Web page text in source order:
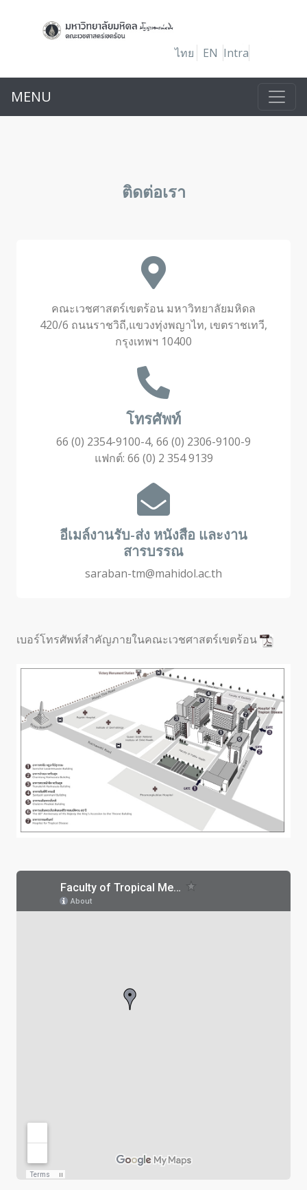
ไทย EN Intra
MENU
ติดต่อเรา
คณะเวชศาสตร์เขตร้อน มหาวิทยาลัยมหิดล
420/6 ถนนราชวิถี,แขวงทุ่งพญาไท, เขตราชเทวี,
กรุงเทพฯ 10400
โทรศัพท์
66 (0) 2354-9100-4, 66 (0) 2306-9100-9
แฟกต์: 66 (0) 2 354 9139
อีเมล์งานรับ-ส่ง หนังสือ และงาน
สารบรรณ
saraban-tm@mahidol.ac.th
เบอร์โทรศัพท์สำคัญภายในคณะเวชศาสตร์เขตร้อน